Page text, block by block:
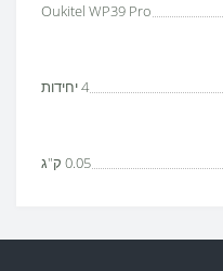
Oukitel WP39 Pro
4 יחידות
0.05 ק"ג